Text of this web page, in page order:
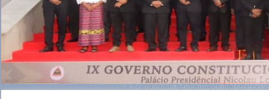
Seremonia Toma de Posse ba Membru Governu
Constitusional IX